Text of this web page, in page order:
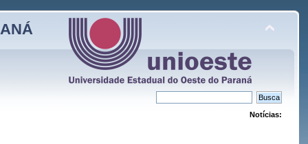
Notícias: